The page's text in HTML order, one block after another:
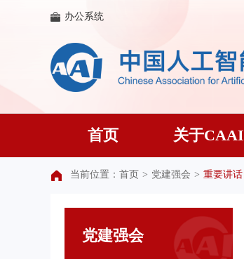
办公系统
首页 关于CAAI
当前位置： 首页 > 党建强会 > 重要讲话
党建强会